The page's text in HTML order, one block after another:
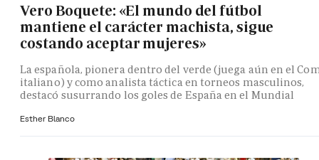
Vero Boquete: «El mundo del fútbol
mantiene el carácter machista, sigue
costando aceptar mujeres»
La española, pionera dentro del verde (juega aún en el
italiano) y como analista táctica en torneos masculinos,
destacó susurrando los goles de España en el Mundial
Esther Blanco